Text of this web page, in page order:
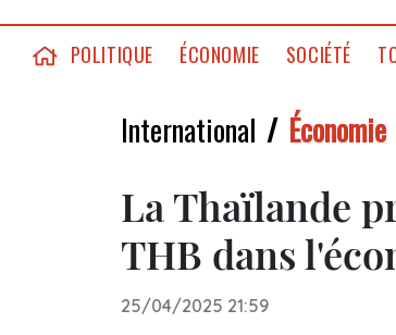
POLITIQUE ÉCONOMIE SOCIÉTÉ
International Économie
La Thaïlande
THB dans
25/04/2025 21:59